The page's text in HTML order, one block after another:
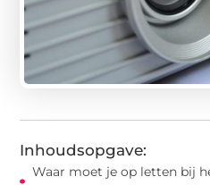
Inhoudsopgave:
Waar moet je op letten bij